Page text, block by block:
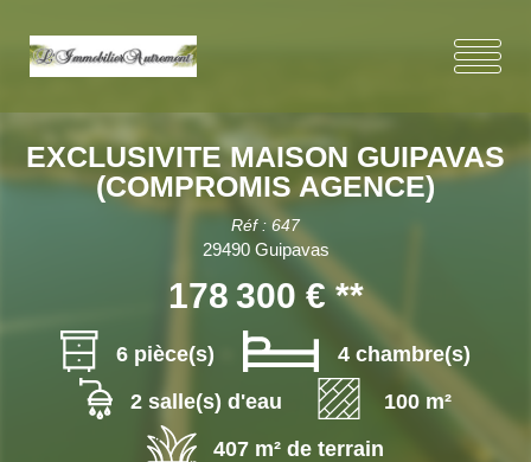
EXCLUSIVITE MAISON GUIPAVAS
(COMPROMIS AGENCE)
Réf : 647
29490 Guipavas
178 300 € **
6 pièce(s)
4 chambre(s)
2 salle(s) d'eau
100 m²
407 m² de terrain